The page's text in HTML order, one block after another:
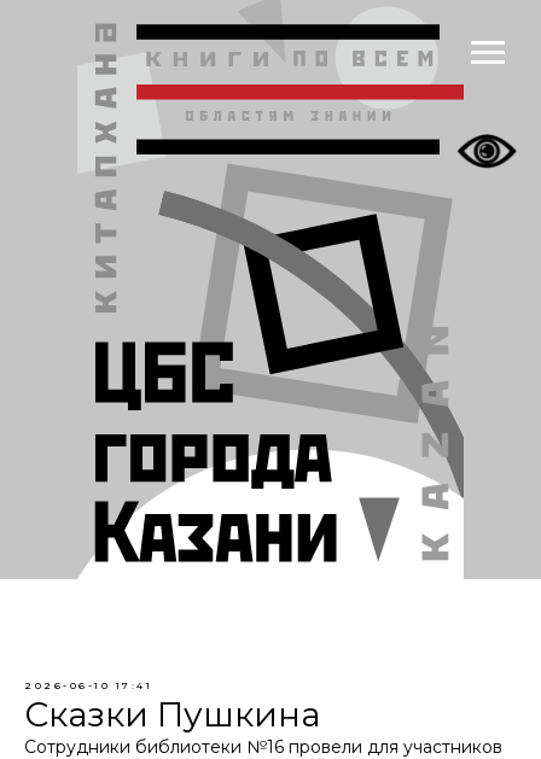
2026-06-10 17:41
Сказки Пушкина
Сотрудники библиотеки №16 провели для участников